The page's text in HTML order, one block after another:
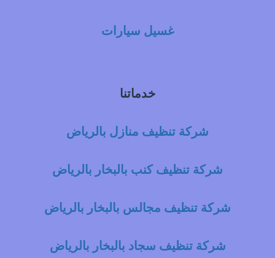
غسيل سيارات
خدماتنا
شركة تنظيف منازل بالرياض
شركة تنظيف كنب بالبخار بالرياض
شركة تنظيف مجالس بالبخار بالرياض
شركة تنظيف سجاد بالبخار بالرياض